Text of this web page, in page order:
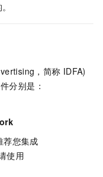
，简称 IDFA)
分别是：
荐您集成
使用